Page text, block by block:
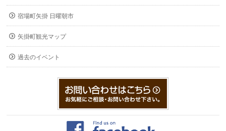
宿場町矢掛 日曜朝市
矢掛町観光マップ
過去のイベント